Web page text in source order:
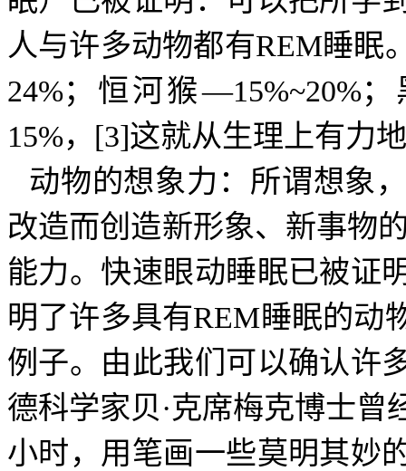
人与许多动物都有REM睡眠
24%；恒河猴—15%~20%；
15%， [3]这就从生理上有力
动物的想象力：所谓想象
改造而创造新形象、新事物
能力。快速眼动睡眠已被证
明了许多具有REM睡眠的动
例子。由此我们可以确认许
德科学家贝·克席梅克博士
小时，用笔画一些莫明其妙